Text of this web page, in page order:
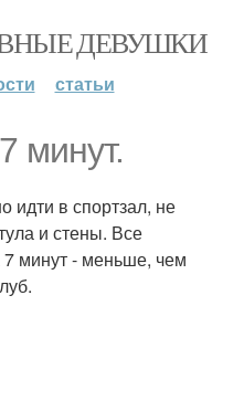
ДЕВУШКИ
статьи
минут.
идти в спортзал, не
и стены. Все
минут - меньше, чем